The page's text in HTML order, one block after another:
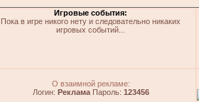
Игровые события:
Пока в игре никого нету и следовательно никаких
игровых событий...
О взаимной рекламе:
Логин: РекламаПароль: 123456